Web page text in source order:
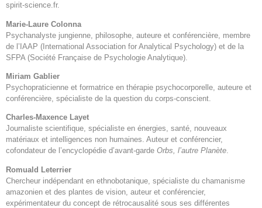
spirit-science.fr.
Marie-Laure Colonna
Psychanalyste jungienne, philosophe, auteure et conférencière, membre
de l’IAAP (International Association for Analytical Psychology) et de la
SFPA (Société Française de Psychologie Analytique).
Miriam Gablier
Psychopraticienne et formatrice en thérapie psychocorporelle, auteure et
conférencière, spécialiste de la question du corps-conscient.
Charles-Maxence Layet
Journaliste scientifique, spécialiste en énergies, santé, nouveaux
matériaux et intelligences non humaines. Auteur et conférencier,
cofondateur de l’encyclopédie d’avant-garde Orbs, l’autre Planète.
Romuald Leterrier
Chercheur indépendant en ethnobotanique, spécialiste du chamanisme
amazonien et des plantes de vision, auteur et conférencier,
expérimentateur du concept de rétrocausalité sous ses différentes